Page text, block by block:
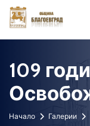
109
Начало Галерии